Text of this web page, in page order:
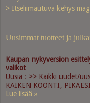
> Itseliimautuva kehys
Uusimmat tuotteet ja
Kaupan nykyversion
valikot
Uusia : >> Kaikki uudet/
KAIKEN KOONTI,
Lue lisää »